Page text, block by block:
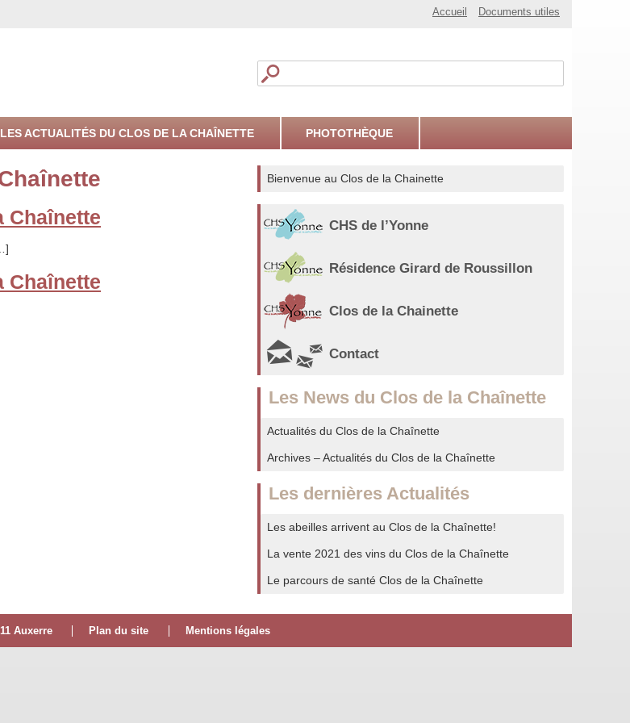
Accueil Documents utiles
LES ACTUALITÉS DU CLOS DE LA CHAÎNETTE PHOTOTHÈQUE
Chaînette
Chaînette
Bienvenue au Clos de la Chainette
CHS de l’Yonne
Résidence Girard de Roussillon
Clos de la Chainette
Contact
Les News du Clos de la Chaînette
Actualités du Clos de la Chaînette
Archives – Actualités du Clos de la Chaînette
Les dernières Actualités
Les abeilles arrivent au Clos de la Chaînette!
La vente 2021 des vins du Clos de la Chaînette
Le parcours de santé Clos de la Chaînette
Auxerre Plan du site Mentions légales